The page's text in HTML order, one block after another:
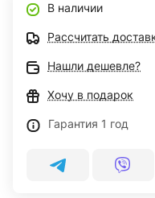
В наличии
Рассчитать
Нашли дешевле?
Хочу в подарок
Гарантия 1 год